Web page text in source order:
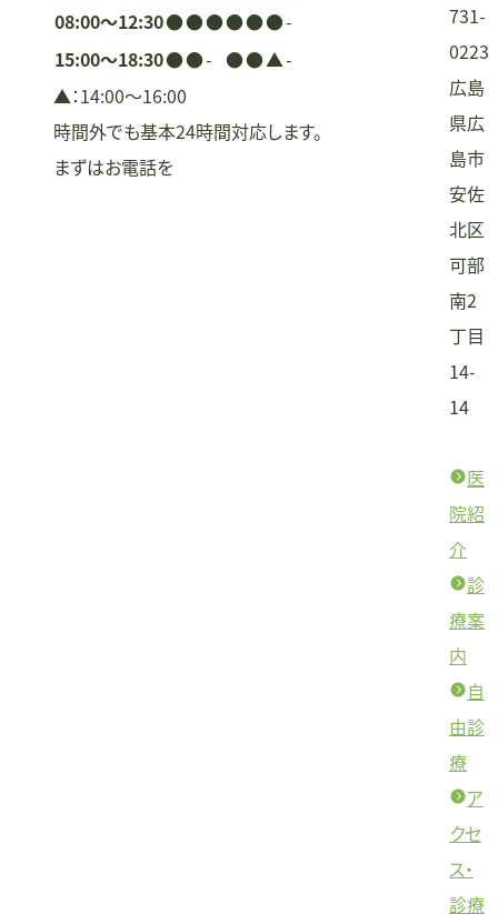
08:00〜12:30●●●●●●-
15:00〜18:30●●- ●●▲-
▲：14:00〜16:00
時間外でも基本24時間対応します。
まずはお電話を
731-
0223
広島
県広
島市
安佐
北区
可部
南2
丁目
14-
14
医
院紹
介
診
療案
内
自
由診
療
ア
クセ
ス・
診療